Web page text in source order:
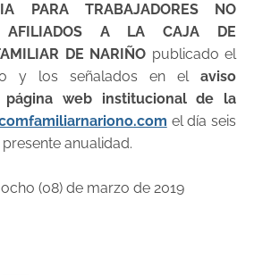
PARA TRABAJADORES NO
AFILIADOS A LA CAJA DE
DE NARIÑO publicado el
y los señalados en el aviso
web institucional de la
el día seis
anualidad.
(08) de marzo de 2019